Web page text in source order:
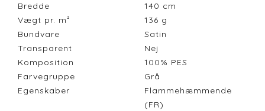
Bredde 140 cm
Vægt pr. m²
136 g
Bundvare
Satin
Transparent
Nej
Komposition
100% PES
Farvegruppe
Grå
Egenskaber
Flammehæmmende
(FR)